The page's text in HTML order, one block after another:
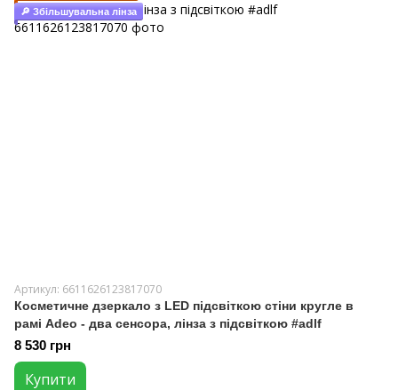
🔎 Збільшувальна лінза
Артикул: 6611626123817070
Косметичне дзеркало з LED підсвіткою стіни кругле в
рамі Adeo - два сенсора, лінза з підсвіткою #adlf
8 530 грн
Купити